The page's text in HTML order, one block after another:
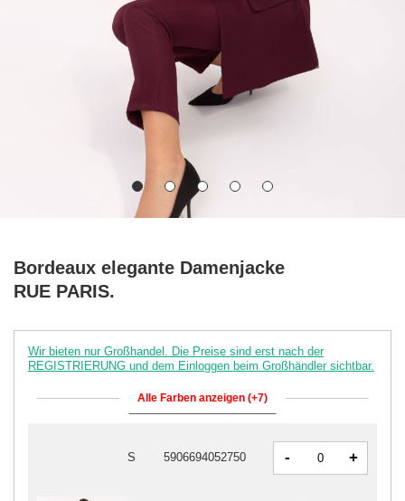
Bordeaux elegante Damenjacke
RUE PARIS.
Wir bieten nur Großhandel. Die Preise sind erst nach der
REGISTRIERUNG und dem Einloggen beim Großhändler sichtbar.
Alle Farben anzeigen (+7)
S 5906694052750 - +